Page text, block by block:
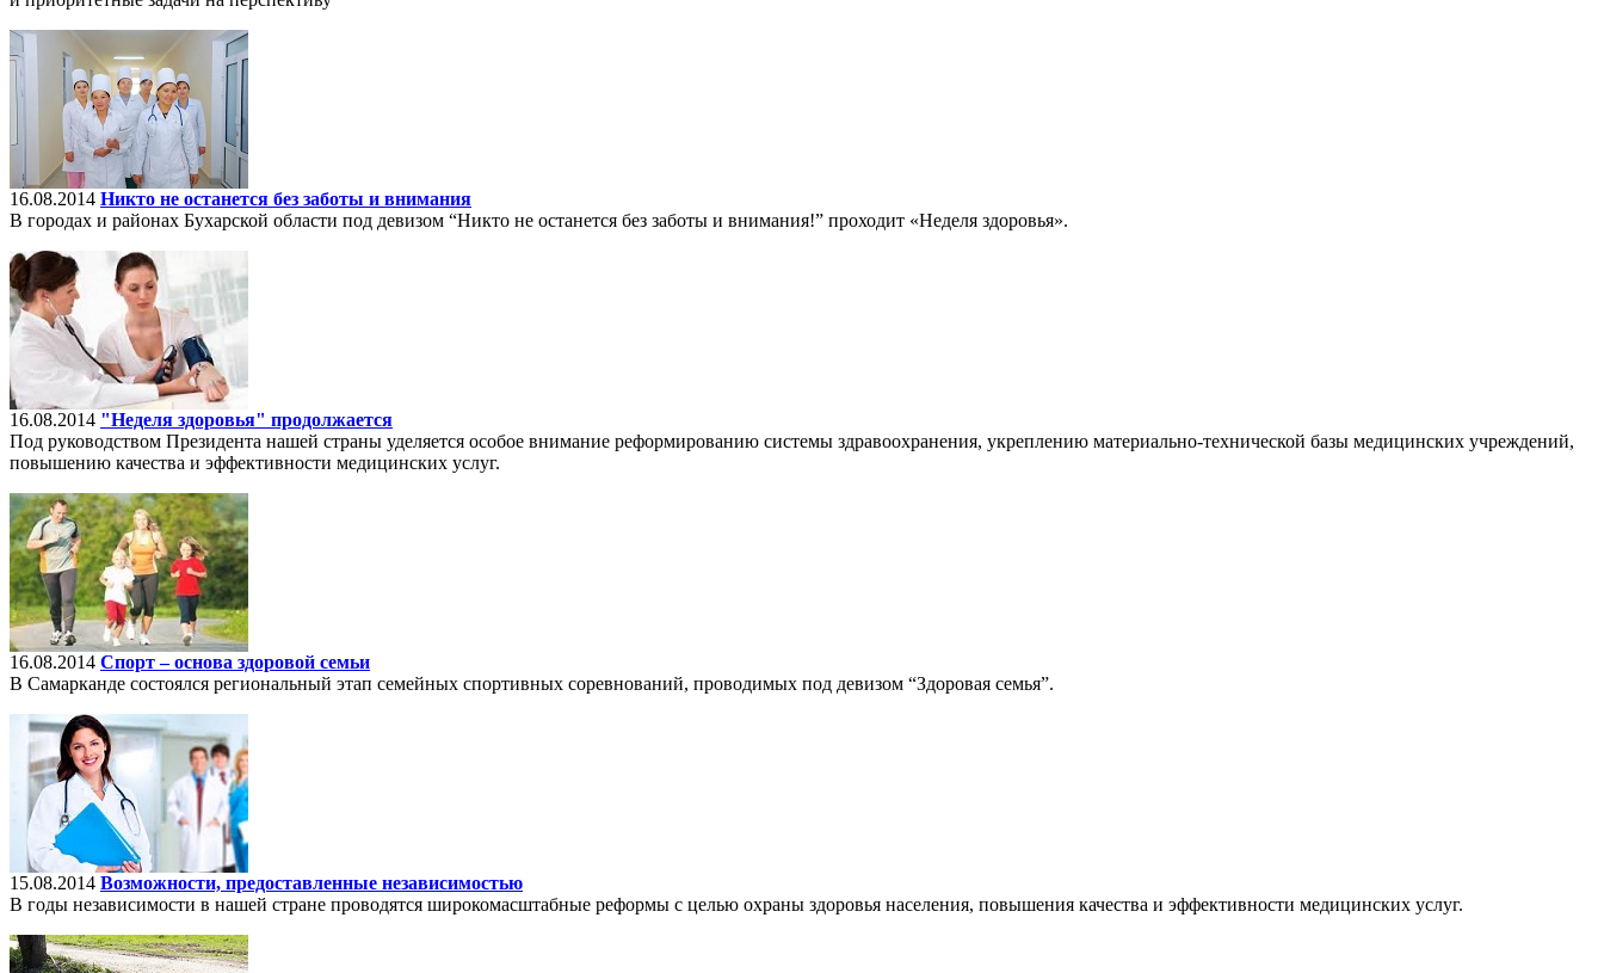
16.08.2014 Никто не останется без заботы и внимания
В городах и районах Бухарской области под девизом “Никто не останется без заботы и внимания!” проходит «Неделя здоровья».
16.08.2014 "Неделя здоровья" продолжается
Под руководством Президента нашей страны уделяется особое внимание реформированию системы здравоохранения, укреплению материально-технической базы медицинских учреждений,
повышению качества и эффективности медицинских услуг.
16.08.2014 Спорт – основа здоровой семьи
В Самарканде состоялся региональный этап семейных спортивных соревнований, проводимых под девизом “Здоровая семья”.
15.08.2014 Возможности, предоставленные независимостью
В годы независимости в нашей стране проводятся широкомасштабные реформы с целью охраны здоровья населения, повышения качества и эффективности медицинских услуг.